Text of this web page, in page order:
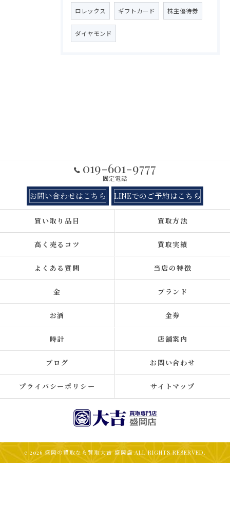
ロレックス ギフトカード 株主優待券
ダイヤモンド
019-601-9777
固定電話
お問い合わせはこちら LINEでのご予約はこちら
買い取り品目 買取方法
高く売るコツ 買取実績
よくある質問 当店の特徴
金 ブランド
お酒 金券
時計 店舗案内
ブログ お問い合わせ
プライバシーポリシー サイトマップ
c 2026 盛岡の買取なら買取大吉 盛岡店 ALL RIGHTS RESERVED.